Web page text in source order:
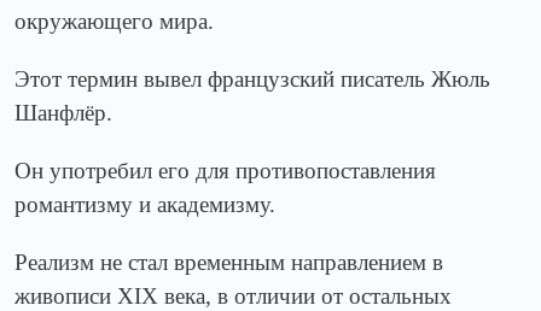
окружающего мира.
Этот термин вывел французский писатель Жюль
Шанфлёр.
Он употребил его для противопоставления
романтизму и академизму.
Реализм не стал временным направлением в
живописи XIX века, в отличии от остальных